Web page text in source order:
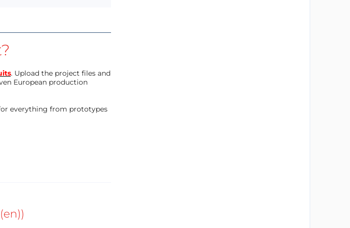
. Upload the project files and
European production
everything from prototypes